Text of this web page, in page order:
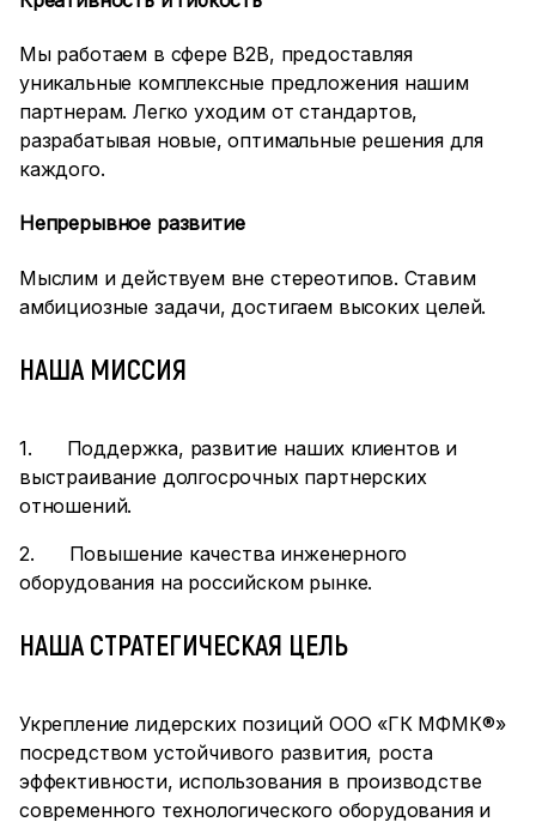
Мы работаем в сфере B2B, предоставляя
уникальные комплексные предложения нашим
партнерам. Легко уходим от стандартов,
разрабатывая новые, оптимальные решения для
каждого.
Непрерывное развитие
Мыслим и действуем вне стереотипов. Ставим
амбициозные задачи, достигаем высоких целей.
НАША МИССИЯ
1. Поддержка, развитие наших клиентов и
выстраивание долгосрочных партнерских
отношений.
2. Повышение качества инженерного
оборудования на российском рынке.
НАША СТРАТЕГИЧЕСКАЯ ЦЕЛЬ
Укрепление лидерских позиций ООО «ГК МФМК®»
посредством устойчивого развития, роста
эффективности, использования в производстве
современного технологического оборудования и